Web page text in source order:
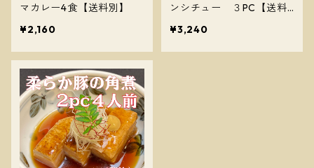
マカレー4食【送料別】
¥2,160
ンシチュー ３PC【送料
¥3,240